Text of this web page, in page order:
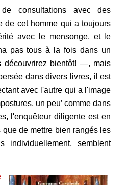
consultations avec des
de cet homme qui a toujours
avec le mensonge, et le
pas tous à la fois dans un
découvrirez bientôt! —, mais
dans divers livres, il est
avec l'autre qui a l'image
un peu’ comme dans
l'enquêteur diligente est en
de mettre bien rangés les
individuellement, semblent